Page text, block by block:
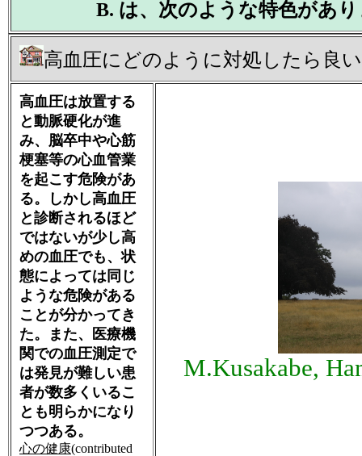
B. は、次のような特色があ
高血圧にどのように対処したら良
高血圧は放置する
と動脈硬化が進
み、脳卒中や心筋
梗塞等の心血管業
を起こす危険があ
る。しかし高血圧
と診断されるほど
ではないが少し高
めの血圧でも、状
態によっては同じ
ような危険がある
ことが分かってき
た。また、医療機
関での血圧測定で
は発見が難しい患
者が数多くいるこ
とも明らかになり
つつある。
心の健康(contributed
M.Kusakabe,